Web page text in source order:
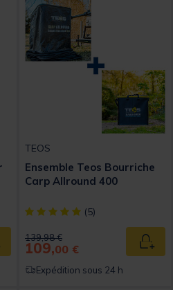
au panier
TEOS
Ensemble Teos Bourriche
Carp Allround 400
[object Object] out of 5
(5)
Price reduced from
139,98 €to
109,00 €
Expédition sous 24 h